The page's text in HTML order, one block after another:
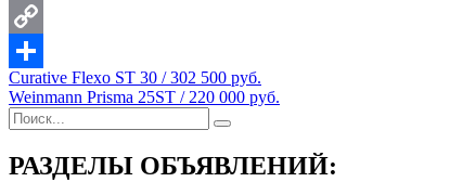
LinkedIn
Copy
Link
Отправить
Навигация
по
Curative Flexo ST 30 / 302 500 руб.
Weinmann Prisma 25ST / 220 000 руб.
РАЗДЕЛЫ ОБЪЯВЛЕНИЙ: